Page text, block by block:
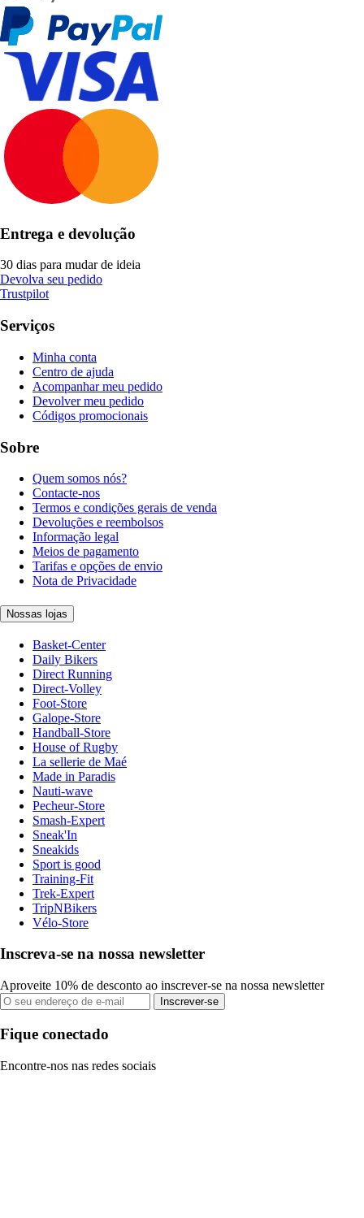
Entrega e devolução
30 dias para mudar de ideia
Devolva seu pedido
Trustpilot
Serviços
Minha conta
Centro de ajuda
Acompanhar meu pedido
Devolver meu pedido
Códigos promocionais
Sobre
Quem somos nós?
Contacte-nos
Termos e condições gerais de venda
Devoluções e reembolsos
Informação legal
Meios de pagamento
Tarifas e opções de envio
Nota de Privacidade
Nossas lojas
Basket-Center
Daily Bikers
Direct Running
Direct-Volley
Foot-Store
Galope-Store
Handball-Store
House of Rugby
La sellerie de Maé
Made in Paradis
Nauti-wave
Pecheur-Store
Smash-Expert
Sneak'In
Sneakids
Sport is good
Training-Fit
Trek-Expert
TripNBikers
Vélo-Store
Inscreva-se na nossa newsletter
Aproveite 10% de desconto ao inscrever-se na nossa newsletter
Inscrever-se
Fique conectado
Encontre-nos nas redes sociais